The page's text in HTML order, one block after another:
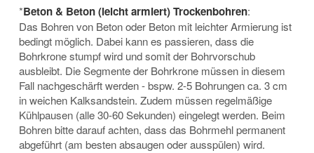
*Beton & Beton (leicht armiert) Trockenbohren:
Das Bohren von Beton oder Beton mit leichter Armierung ist
bedingt möglich. Dabei kann es passieren, dass die
Bohrkrone stumpf wird und somit der Bohrvorschub
ausbleibt. Die Segmente der Bohrkrone müssen in diesem
Fall nachgeschärft werden - bspw. 2-5 Bohrungen ca. 3 cm
in weichen Kalksandstein. Zudem müssen regelmäßige
Kühlpausen (alle 30-60 Sekunden) eingelegt werden. Beim
Bohren bitte darauf achten, dass das Bohrmehl permanent
abgeführt (am besten absaugen oder ausspülen) wird.